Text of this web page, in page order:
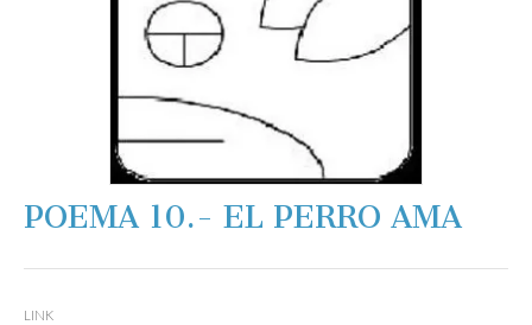
POEMA 10.- EL PERRO AMA
LINK